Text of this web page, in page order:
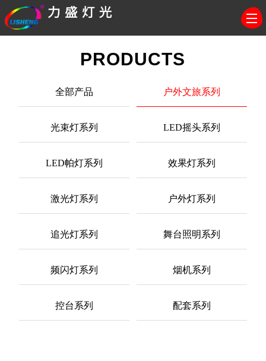
PRODUCTS
全部产品 户外文旅系列
光束灯系列 LED摇头系列
LED帕灯系列 效果灯系列
激光灯系列 户外灯系列
追光灯系列 舞台照明系列
频闪灯系列 烟机系列
控台系列 配套系列